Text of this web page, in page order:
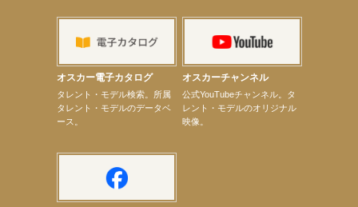
【elfin’】【小倉舞子】8月9日（日）「MxM’s produce event vol.14」に出演決定！
【elfin’】【辻美優】8月28日（金）「辻美優(elfin’)グレイテスト・ショー」に出演決定！
【elfin’】9月27日（日）「Beauty Voice Theater Reboot Vol.3」開催決定！
【本田紗来】「Ray」9月号発売中！
オスカー電子カタログ
タレント・モデル検索。所属
タレント・モデルのデータベ
ース。
オスカーチャンネル
公式YouTubeチャンネル。タ
レント・モデルのオリジナル
映像。